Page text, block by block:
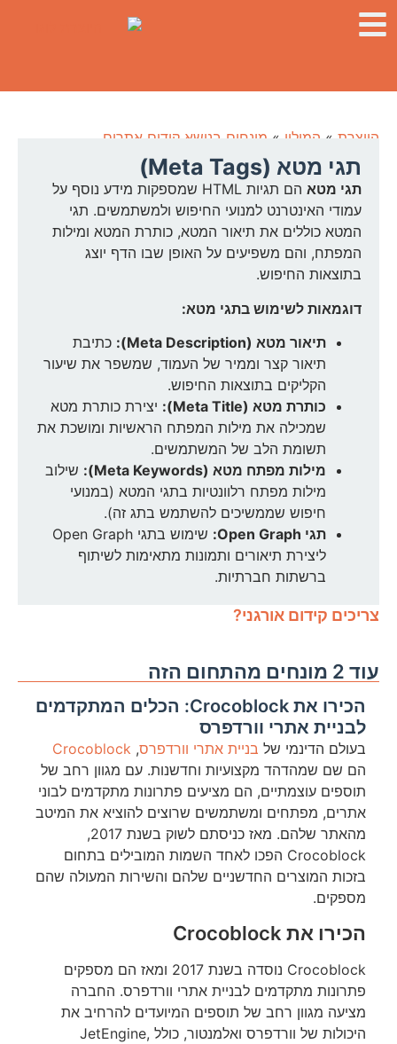
היוצרת » המילון » מונחים בנושא קידום אתרים
תגי מטא (Meta Tags)
תגי מטא
הם תגיות HTML שמספקות מידע נוסף על
עמודי האינטרנט למנועי החיפוש ולמשתמשים. תגי
המטא כוללים את תיאור המטא, כותרת המטא ומילות
המפתח, והם משפיעים על האופן שבו הדף יוצג
בתוצאות החיפוש.
דוגמאות לשימוש בתגי מטא:
תיאור מטא (Meta Description):
כתיבת
תיאור קצר וממיר של העמוד, שמשפר את שיעור
הקליקים בתוצאות החיפוש.
כותרת מטא (Meta Title):
יצירת כותרת מטא
שמכילה את מילות המפתח הראשיות ומושכת את
תשומת הלב של המשתמשים.
מילות מפתח מטא (Meta Keywords):
שילוב
מילות מפתח רלוונטיות בתגי המטא (במנועי
חיפוש שממשיכים להשתמש בתג זה).
תגי Open Graph:
שימוש בתגי Open Graph
ליצירת תיאורים ותמונות מתאימות לשיתוף
ברשתות חברתיות.
צריכים קידום אורגני?
עוד 2 מונחים מהתחום הזה
הכירו את Crocoblock: הכלים המתקדמים
לבניית אתרי וורדפרס
בעולם הדינמי של בניית אתרי וורדפרס,
Crocoblock
הם שם שמהדהד מקצועיות וחדשנות. עם מגוון רחב של
תוספים עוצמתיים, הם מציעים פתרונות מתקדמים לבוני
אתרים, מפתחים ומשתמשים שרוצים להוציא את המיטב
מהאתר שלהם. מאז כניסתם לשוק בשנת 2017,
Crocoblock הפכו לאחד השמות המובילים בתחום
בזכות המוצרים החדשניים שלהם והשירות המעולה שהם
מספקים.
הכירו את Crocoblock
Crocoblock נוסדה בשנת 2017 ומאז הם מספקים
פתרונות מתקדמים לבניית אתרי וורדפרס. החברה
מציעה מגוון רחב של תוספים המיועדים להרחיב את
היכולות של וורדפרס ואלמנטור, כולל JetEngine,